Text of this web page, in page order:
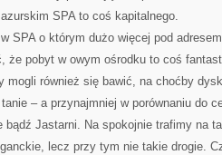
SPA to coś kapitalnego.
SPA o którym dużo więcej pod
że pobyt w owym ośrodku to coś
mogli również się bawić, na choćby
– a przynajmniej w porównaniu do
bądź Jastarni. Na spokojnie trafimy na
lecz przy tym nie takie drogie.